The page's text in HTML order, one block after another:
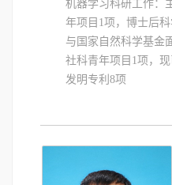
机器学习科研工作：
年项目1项，博士后
与国家自然科学基金
社科青年项目1项，
发明专利8项